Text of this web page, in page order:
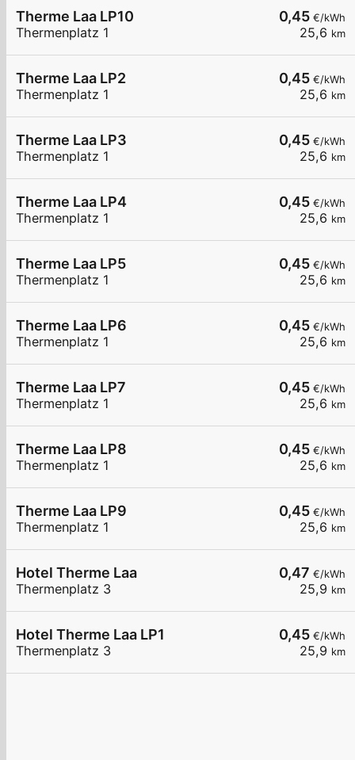
0,45 €/kWh
25,6 km
Therme Laa LP10
Thermenplatz 1
0,45 €/kWh
25,6 km
Therme Laa LP2
Thermenplatz 1
0,45 €/kWh
25,6 km
Therme Laa LP3
Thermenplatz 1
0,45 €/kWh
25,6 km
Therme Laa LP4
Thermenplatz 1
0,45 €/kWh
25,6 km
Therme Laa LP5
Thermenplatz 1
0,45 €/kWh
25,6 km
Therme Laa LP6
Thermenplatz 1
0,45 €/kWh
25,6 km
Therme Laa LP7
Thermenplatz 1
0,45 €/kWh
25,6 km
Therme Laa LP8
Thermenplatz 1
0,45 €/kWh
25,6 km
Therme Laa LP9
Thermenplatz 1
0,47 €/kWh
25,9 km
Hotel Therme Laa
Thermenplatz 3
0,45 €/kWh
25,9 km
Hotel Therme Laa LP1
Thermenplatz 3